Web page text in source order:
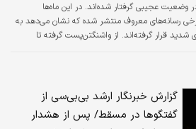
خواهد رفت.
وضعیت عجیبی گرفتار شده‌اند. در این ماه‌ها
رسانه‌های معروف منتشر شده که نشان می‌دهد به
شدید قرار گرفته‌اند. از واشنگتن‌پست گرفته تا
برای کاهش هزینه‌هایش خبر داده و اعلام کرده قصد
فزاینده، دست به کاهش‌های گسترده در بودجه و
گزارش خبرنگار ارشد بی‌بی‌سی از
گفتگوها در مسقط/ پس از هشدار